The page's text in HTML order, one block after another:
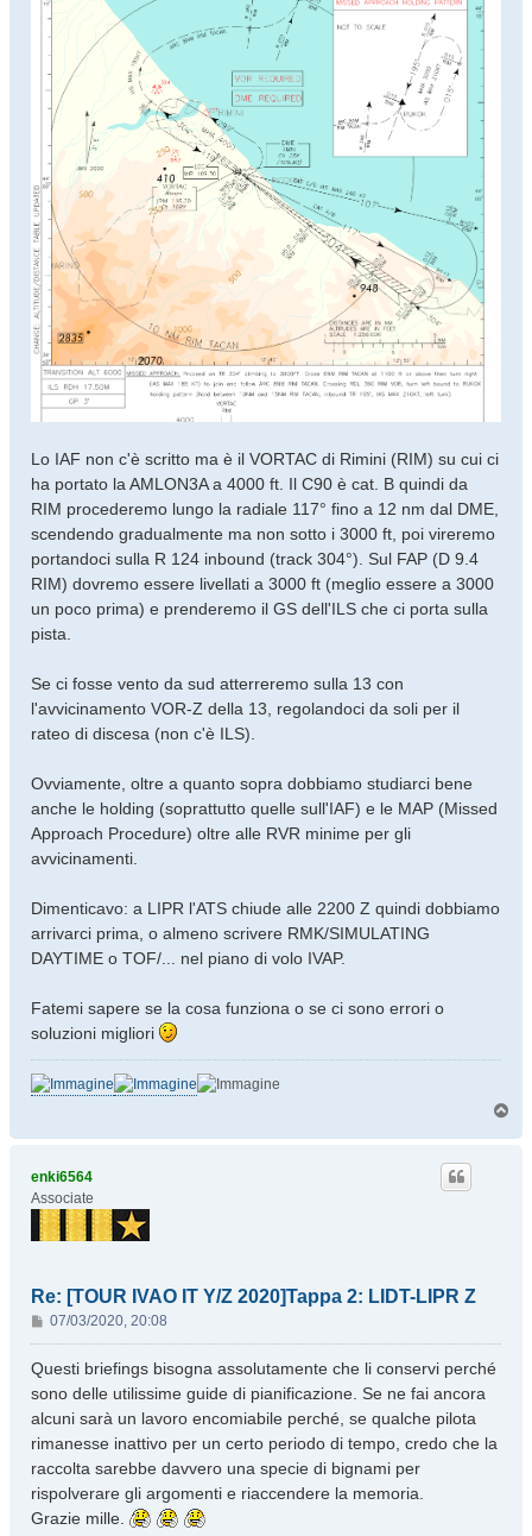
Lo IAF non c'è scritto ma è il VORTAC di Rimini (RIM) su cui ci
ha portato la AMLON3A a 4000 ft. Il C90 è cat. B quindi da
RIM procederemo lungo la radiale 117° fino a 12 nm dal DME,
scendendo gradualmente ma non sotto i 3000 ft, poi vireremo
portandoci sulla R 124 inbound (track 304°). Sul FAP (D 9.4
RIM) dovremo essere livellati a 3000 ft (meglio essere a 3000
un poco prima) e prenderemo il GS dell'ILS che ci porta sulla
pista.
Se ci fosse vento da sud atterreremo sulla 13 con
l'avvicinamento VOR-Z della 13, regolandoci da soli per il
rateo di discesa (non c'è ILS).
Ovviamente, oltre a quanto sopra dobbiamo studiarci bene
anche le holding (soprattutto quelle sull'IAF) e le MAP (Missed
Approach Procedure) oltre alle RVR minime per gli
avvicinamenti.
Dimenticavo: a LIPR l'ATS chiude alle 2200 Z quindi dobbiamo
arrivarci prima, o almeno scrivere RMK/SIMULATING
DAYTIME o TOF/... nel piano di volo IVAP.
Fatemi sapere se la cosa funziona o se ci sono errori o
soluzioni migliori
enki6564
Associate
Re: [TOUR IVAO IT Y/Z 2020]Tappa 2: LIDT-LIPR Z
M
e
s
g
g
i
o
07/03/2020, 20:08
Questi briefings bisogna assolutamente che li conservi perché
sono delle utilissime guide di pianificazione. Se ne fai ancora
alcuni sarà un lavoro encomiabile perché, se qualche pilota
rimanesse inattivo per un certo periodo di tempo, credo che la
raccolta sarebbe davvero una specie di bignami per
rispolverare gli argomenti e riaccendere la memoria.
Grazie mille.